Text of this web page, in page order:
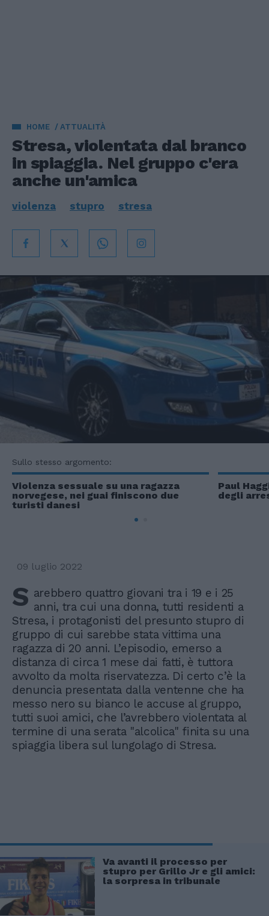
HOME ATTUALITÀ
Stresa, violentata dal branco
in spiaggia. Nel gruppo c'era
anche un'amica
violenza stupro stresa
Sullo stesso argomento:
Violenza sessuale su una ragazza
norvegese, nei guai finiscono due
turisti danesi
Paul
degli
09 luglio 2022
S arebbero quattro giovani tra i 19 e i 25
anni, tra cui una donna, tutti residenti a
Stresa, i protagonisti del presunto stupro di
gruppo di cui sarebbe stata vittima una
ragazza di 20 anni. L’episodio, emerso a
distanza di circa 1 mese dai fatti, è tuttora
avvolto da molta riservatezza. Di certo c’è la
denuncia presentata dalla ventenne che ha
messo nero su bianco le accuse al gruppo,
tutti suoi amici, che l’avrebbero violentata al
termine di una serata "alcolica" finita su una
spiaggia libera sul lungolago di Stresa.
Va avanti il processo per
stupro per Grillo Jr e gli amici:
la sorpresa in tribunale